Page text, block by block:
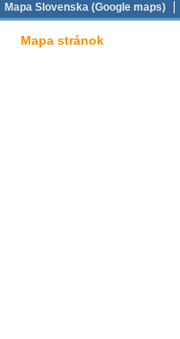
Mapa Slovenska (Google maps)
Mapa stránok